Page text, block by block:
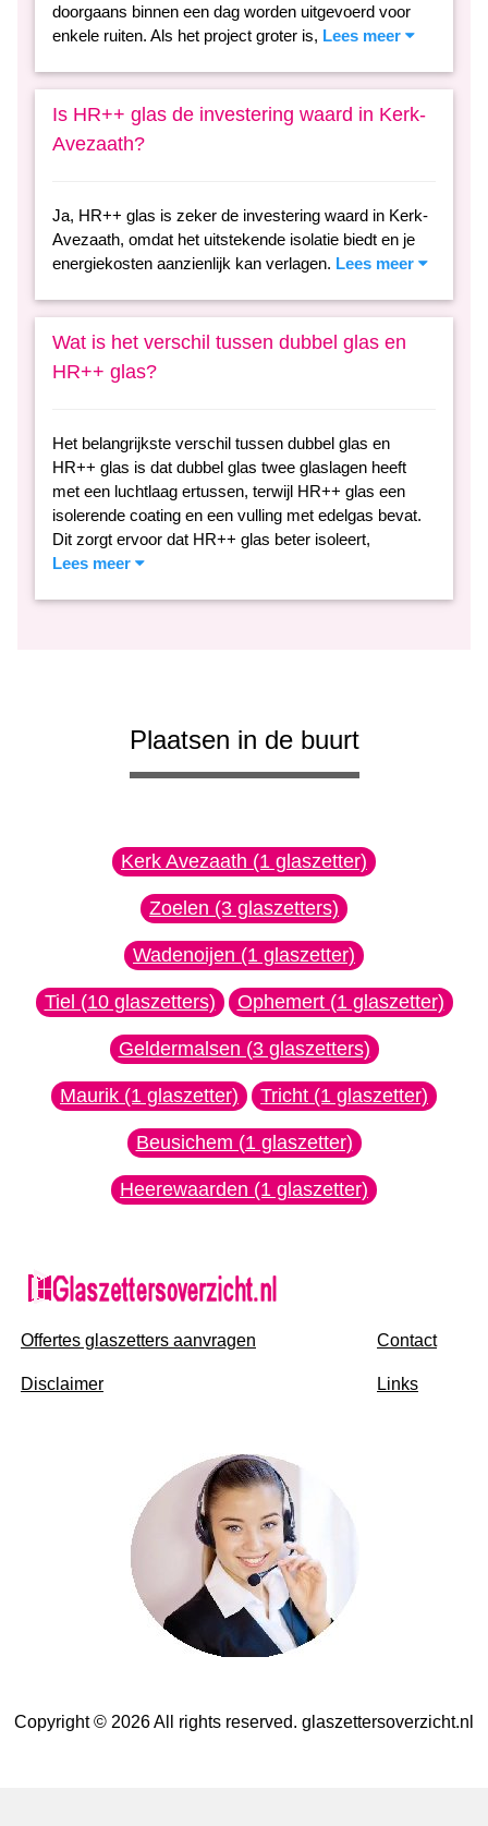
doorgaans binnen een dag worden uitgevoerd voor
enkele ruiten. Als het project groter is, Lees meer
Is HR++ glas de investering waard in Kerk-
Avezaath?
Ja, HR++ glas is zeker de investering waard in Kerk-
Avezaath, omdat het uitstekende isolatie biedt en je
energiekosten aanzienlijk kan verlagen. Lees meer
Wat is het verschil tussen dubbel glas en
HR++ glas?
Het belangrijkste verschil tussen dubbel glas en
HR++ glas is dat dubbel glas twee glaslagen heeft
met een luchtlaag ertussen, terwijl HR++ glas een
isolerende coating en een vulling met edelgas bevat.
Dit zorgt ervoor dat HR++ glas beter isoleert,
Lees meer
Plaatsen in de buurt
Kerk Avezaath (1 glaszetter)
Zoelen (3 glaszetters)
Wadenoijen (1 glaszetter)
Tiel (10 glaszetters) Ophemert (1 glaszetter)
Geldermalsen (3 glaszetters)
Maurik (1 glaszetter) Tricht (1 glaszetter)
Beusichem (1 glaszetter)
Heerewaarden (1 glaszetter)
Offertes glaszetters aanvragen
Disclaimer
Contact
Links
Copyright © 2026 All rights reserved. glaszettersoverzicht.nl